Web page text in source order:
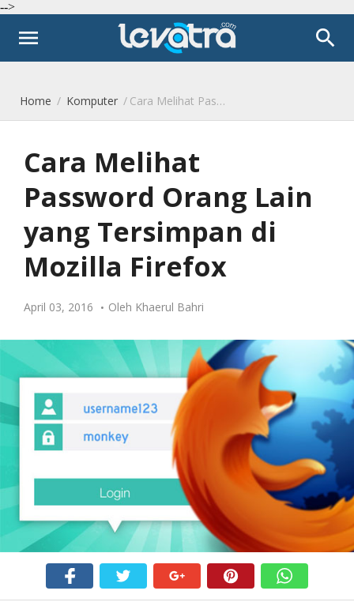
-->
menu search
Home / Komputer / Cara Melihat Password Orang Lain yang Tersimpan di Mozilla Firefox
Cara Melihat
Password Orang Lain
yang Tersimpan di
Mozilla Firefox
April 03, 2016 Oleh Khaerul Bahri